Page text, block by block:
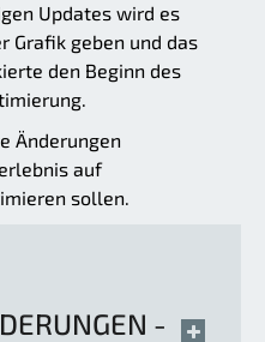
Updates wird es
Grafik geben und das
den Beginn des
Änderungen
auf
sollen.
-